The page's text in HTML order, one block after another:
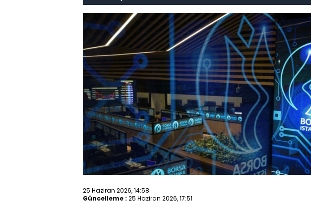
25 Haziran 2026, 14:58
Güncelleme : 25 Haziran 2026, 17:51